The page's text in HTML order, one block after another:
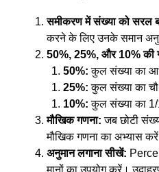
समीकरण में संख्या को सरल
करने के लिए उनके समान
50%, 25%, और 10%की
50%: कुल संख्या का
25%: कुल संख्या का
10%: कुल संख्या का 1/
मौखिक गणना: जब छोटी
मौखिक गणना का अभ्यास
अनुमान लगाना सीखें:
मानों का उपयोग करें।